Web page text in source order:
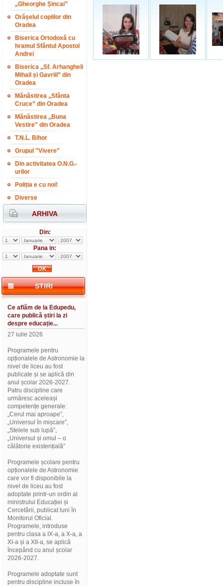
„Gheorghe Șincai”
Orășelul copiilor din
Oradea
Biserica Ortodoxă cu
hramul Sfântul Apostol
Andrei
Biserica ,,Sf. Arhangheli
Mihail și Gavriil” din
Oradea
Mănăstirea ,,Sfânta
Cruce” din Oradea
Mănăstirea ,,Buna
Vestire" din Oradea
T.N.L. Bihor
Grupul "Vivere"
Din activitatea O.N.G.-
urilor
Poliția e cu noi!
Diverse
ARHIVA
Din:
Pana in:
STIRI
Ce aflăm de la Edupedu,
care publică știri la zi
despre educație...
27 iulie 2026
Programele pentru
opționalele de Astronomie la
nivel de liceu au fost
publicate și se aplică din
anul școlar 2026-2027.
Patru discipline care
urmăresc aceleași
competențe generale:
„Cerul mai aproape”,
„Universul în mișcare”,
„Stelele sub lupă”,
„Universul și omul – o
călătorie existențială”
Programele școlare pentru
opționalele de Astronomie
care vor fi disponibile la
nivel de liceu au fost
adoptate printr-un ordin al
ministrului Educației și
Cercetării, publicat luni în
Monitorul Oficial.
Programele, introduse
pentru clasa a IX-a, a X-a, a
XI-a și a XII-a, se aplică
începând cu anul școlar
2026-2027.
Programele adoptate sunt
pentru discipline incluse în